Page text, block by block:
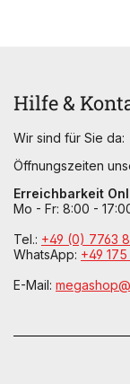
Hilfe &
Wir sind für Sie da:
Öffnungszeiten
Erreichbarkeit
Mo - Fr: 8:00 -
Tel.: +49 (0) 7763
WhatsApp: +49
E-Mail: